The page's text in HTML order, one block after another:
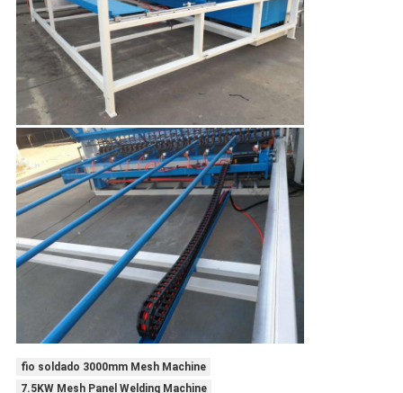
fio soldado 3000mm Mesh Machine
7.5KW Mesh Panel Welding Machine